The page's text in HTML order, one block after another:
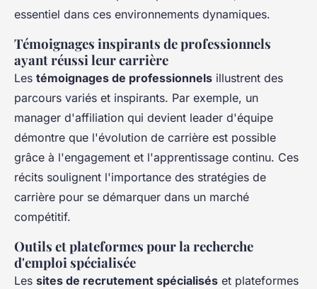
essentiel dans ces environnements dynamiques.
Témoignages inspirants de professionnels
ayant réussi leur carrière
Les témoignages de professionnels illustrent des
parcours variés et inspirants. Par exemple, un
manager d'affiliation qui devient leader d'équipe
démontre que l'évolution de carrière est possible
grâce à l'engagement et l'apprentissage continu. Ces
récits soulignent l'importance des stratégies de
carrière pour se démarquer dans un marché
compétitif.
Outils et plateformes pour la recherche
d'emploi spécialisée
Les sites de recrutement spécialisés et plateformes